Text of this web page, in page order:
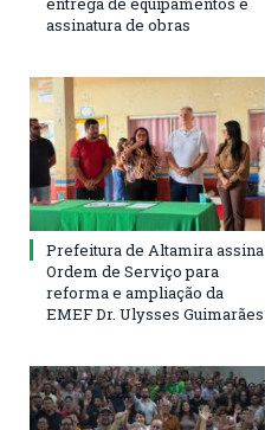
assinatura de obras
Prefeitura de Altamira assina
Ordem de Serviço para
reforma e ampliação da
EMEF Dr. Ulysses Guimarães